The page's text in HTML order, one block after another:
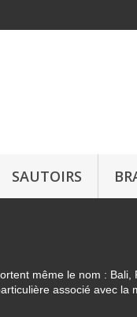
SAUTOIRS
même le nom : Bali,
associé avec la